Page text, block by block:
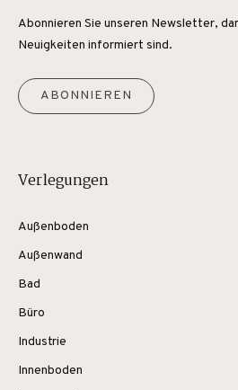
Abonnieren Sie unseren Newsletter,
Neuigkeiten informiert sind.
ABONNIEREN
Verlegungen
Außenboden
Außenwand
Bad
Büro
Industrie
Innenboden